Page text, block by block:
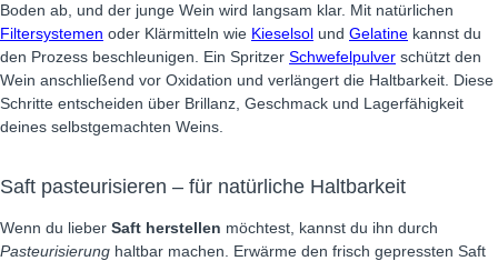
Boden ab, und der junge Wein wird langsam klar. Mit natürlichen
Filtersystemen oder Klärmitteln wie Kieselsol und Gelatine kannst du
den Prozess beschleunigen. Ein Spritzer Schwefelpulver schützt den
Wein anschließend vor Oxidation und verlängert die Haltbarkeit. Diese
Schritte entscheiden über Brillanz, Geschmack und Lagerfähigkeit
deines selbstgemachten Weins.
Saft pasteurisieren – für natürliche Haltbarkeit
Wenn du lieber Saft herstellen möchtest, kannst du ihn durch
Pasteurisierung haltbar machen. Erwärme den frisch gepressten Saft